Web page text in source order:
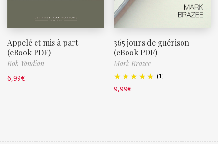
Appelé et mis à part
(eBook PDF)
Bob Yandian
6,99€
365 jours de guérison
(eBook PDF)
Mark Brazee
(1)
9,99€